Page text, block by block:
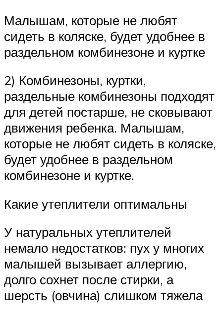
Малышам, которые не любят
сидеть в коляске, будет удобнее в
раздельном комбинезоне и куртке
2) Комбинезоны, куртки,
раздельные комбинезоны подходят
для детей постарше, не сковывают
движения ребенка. Малышам,
которые не любят сидеть в коляске,
будет удобнее в раздельном
комбинезоне и куртке.
Какие утеплители оптимальны
У натуральных утеплителей
немало недостатков: пух у многих
малышей вызывает аллергию,
долго сохнет после стирки, а
шерсть (овчина) слишком тяжела